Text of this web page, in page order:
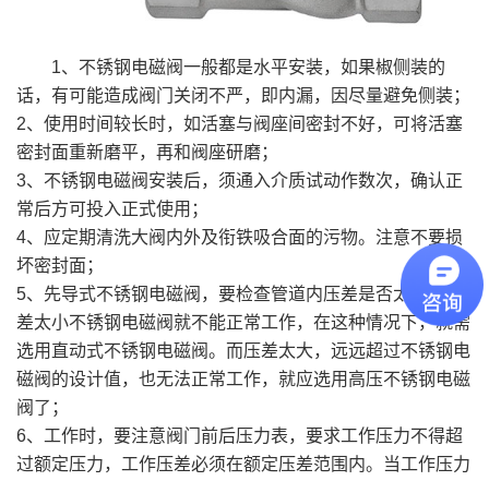
1、不锈钢电磁阀一般都是水平安装，如果椒侧装的
话，有可能造成阀门关闭不严，即内漏，因尽量避免侧装；
2、使用时间较长时，如活塞与阀座间密封不好，可将活塞
密封面重新磨平，再和阀座研磨；
3、不锈钢电磁阀安装后，须通入介质试动作数次，确认正
常后方可投入正式使用；
4、应定期清洗大阀内外及衔铁吸合面的污物。注意不要损
坏密封面；
5、先导式不锈钢电磁阀，要检查管道内压差是否太小，压
差太小不锈钢电磁阀就不能正常工作，在这种情况下，就需
选用直动式不锈钢电磁阀。而压差太大，远远超过不锈钢电
磁阀的设计值，也无法正常工作，就应选用高压不锈钢电磁
阀了；
6、工作时，要注意阀门前后压力表，要求工作压力不得超
过额定压力，工作压差必须在额定压差范围内。当工作压力